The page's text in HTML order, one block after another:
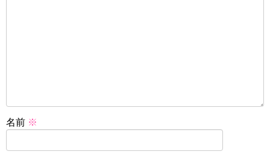
名前 ※